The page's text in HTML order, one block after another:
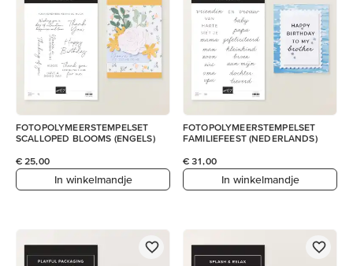
FOTOPOLYMEERSTEMPELSET
SCALLOPED BLOOMS (ENGELS)
€ 25,00
In winkelmandje
FOTOPOLYMEERSTEMPELSET
FAMILIEFEEST (NEDERLANDS)
€ 31,00
In winkelmandje